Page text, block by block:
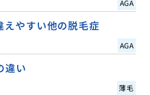
AGA
えやすい他の脱毛症
AGA
違い
薄毛